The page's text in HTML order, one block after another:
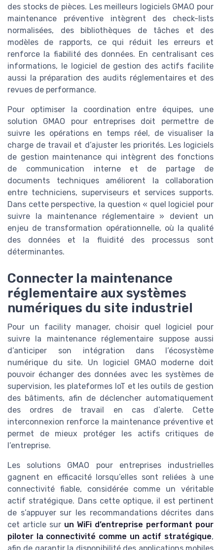
des stocks de pièces. Les meilleurs logiciels GMAO pour
maintenance préventive intègrent des check-lists
normalisées, des bibliothèques de tâches et des
modèles de rapports, ce qui réduit les erreurs et
renforce la fiabilité des données. En centralisant ces
informations, le logiciel de gestion des actifs facilite
aussi la préparation des audits réglementaires et des
revues de performance.
Pour optimiser la coordination entre équipes, une
solution GMAO pour entreprises doit permettre de
suivre les opérations en temps réel, de visualiser la
charge de travail et d’ajuster les priorités. Les logiciels
de gestion maintenance qui intègrent des fonctions
de communication interne et de partage de
documents techniques améliorent la collaboration
entre techniciens, superviseurs et services supports.
Dans cette perspective, la question « quel logiciel pour
suivre la maintenance réglementaire » devient un
enjeu de transformation opérationnelle, où la qualité
des données et la fluidité des processus sont
déterminantes.
Connecter la maintenance
réglementaire aux systèmes
numériques du site industriel
Pour un facility manager, choisir quel logiciel pour
suivre la maintenance réglementaire suppose aussi
d’anticiper son intégration dans l’écosystème
numérique du site. Un logiciel GMAO moderne doit
pouvoir échanger des données avec les systèmes de
supervision, les plateformes IoT et les outils de gestion
des bâtiments, afin de déclencher automatiquement
des ordres de travail en cas d’alerte. Cette
interconnexion renforce la maintenance préventive et
permet de mieux protéger les actifs critiques de
l’entreprise.
Les solutions GMAO pour entreprises industrielles
gagnent en efficacité lorsqu’elles sont reliées à une
connectivité fiable, considérée comme un véritable
actif stratégique. Dans cette optique, il est pertinent
de s’appuyer sur les recommandations décrites dans
cet article sur un WiFi d’entreprise performant pour
piloter la connectivité comme un actif stratégique,